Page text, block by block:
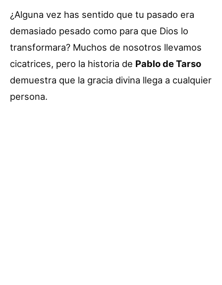
¿Alguna vez has sentido que tu pasado era
demasiado pesado como para que Dios lo
transformara? Muchos de nosotros llevamos
cicatrices, pero la historia de Pablo de Tarso
demuestra que la gracia divina llega a cualquier
persona.